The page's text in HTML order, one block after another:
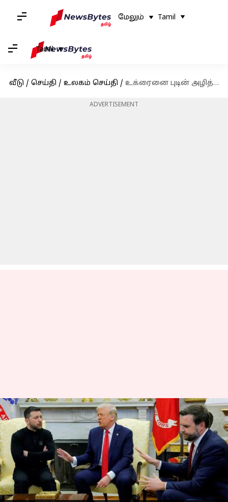
மேலும் Tamil
Tamil
வீடு / செய்தி / உலகம் செய்தி / உக்ரைனை புடின் அழித்துவிடுவார்; உக்ரைன் அதிபர் விளாடிமிர் ஜெலென்ஸ்கிக்கு டொனால்ட் டிரம்ப் எச்சரிக்கை
ADVERTISEMENT
உக்ரைனை புடின்
அழித்துவிடுவார்;
உக்ரைன் அதிபர்
விளாடிமிர்
ஜெலென்ஸ்கிக்கு
டொனால்ட் டிரம்ப்